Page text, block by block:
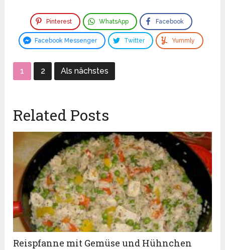
Pinterest WhatsApp Facebook
Facebook Messenger Twitter Yummly
1 2 Als nächstes
Related Posts
Reispfanne mit Gemüse und Hühnchen